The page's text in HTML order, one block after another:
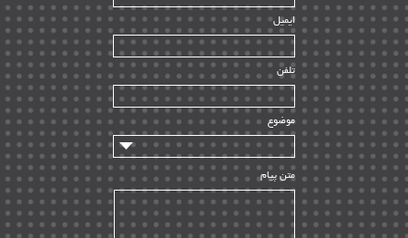
HSE | ۳۹
ساخت و نصب | ۱۲
راه اندازی | ۹
سازندگان و تامین کنندگان | ۱۰
تامین مالی و سرمایه گذاری | ۳۲
ماشین آلات
مدیریت پروژه
مدیریت دانش
مدیریت سازمانی و عمومی | ۲
ایمیل
تلفن
موضوع
متن پیام